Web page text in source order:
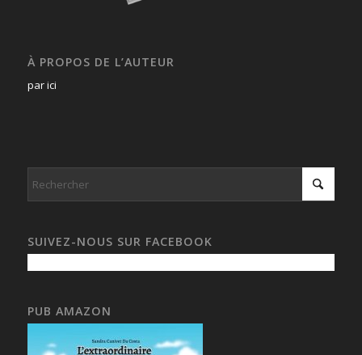
À PROPOS DE L’AUTEUR
par ici
SUIVEZ-NOUS SUR FACEBOOK
PUB AMAZON